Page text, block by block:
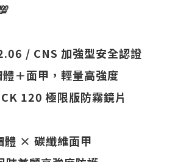
/ CNS 加強型安全認證
＋面甲，輕量高強度
120 極限版防霧鏡片
體 × 碳纖維面甲